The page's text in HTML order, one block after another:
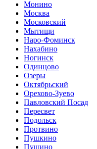
Монино
Москва
Московский
Мытищи
Наро-Фоминск
Нахабино
Ногинск
Одинцово
Озеры
Октябрьский
Орехово-Зуево
Павловский Посад
Пересвет
Подольск
Протвино
Пушкино
Пущино